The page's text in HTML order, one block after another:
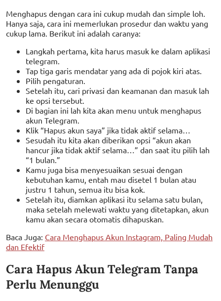
Menghapus dengan cara ini cukup mudah dan simple loh.
Hanya saja, cara ini memerlukan prosedur dan waktu yang
cukup lama. Berikut ini adalah caranya:
Langkah pertama, kita harus masuk ke dalam aplikasi
telegram.
Tap tiga garis mendatar yang ada di pojok kiri atas.
Pilih pengaturan.
Setelah itu, cari privasi dan keamanan dan masuk lah
ke opsi tersebut.
Di bagian ini lah kita akan menu untuk menghapus
akun Telegram.
Klik “Hapus akun saya” jika tidak aktif selama…
Sesudah itu kita akan diberikan opsi “akun akan
hancur jika tidak aktif selama…” dan saat itu pilih lah
“1 bulan.”
Kamu juga bisa menyesuaikan sesuai dengan
kebutuhan kamu, entah mau disetel 1 bulan atau
justru 1 tahun, semua itu bisa kok.
Setelah itu, diamkan aplikasi itu selama satu bulan,
maka setelah melewati waktu yang ditetapkan, akun
kamu akan secara otomatis dihapuskan.
Baca Juga: Cara Menghapus Akun Instagram, Paling Mudah
dan Efektif
Cara Hapus Akun Telegram Tanpa
Perlu Menunggu